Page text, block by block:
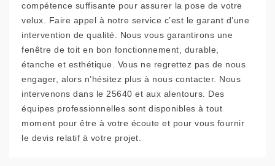
compétence suffisante pour assurer la pose de votre
velux. Faire appel à notre service c’est le garant d’une
intervention de qualité. Nous vous garantirons une
fenêtre de toit en bon fonctionnement, durable,
étanche et esthétique. Vous ne regrettez pas de nous
engager, alors n’hésitez plus à nous contacter. Nous
intervenons dans le 25640 et aux alentours. Des
équipes professionnelles sont disponibles à tout
moment pour être à votre écoute et pour vous fournir
le devis relatif à votre projet.